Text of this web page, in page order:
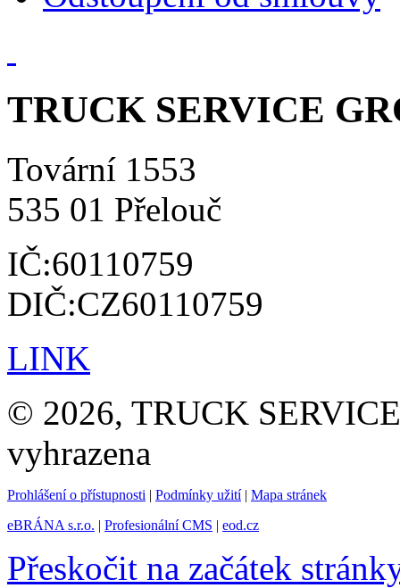
TRUCK SERVICE
Tovární 1553
535 01 Přelouč
IČ:60110759
DIČ:CZ60110759
LINK
© 2026, TRUCK
vyhrazena
Prohlášení o přístupnosti | Podmínky užití| Mapa stránek
eBRÁNA s.r.o. | Profesionální CMS | eod.cz
Přeskočit na začátek